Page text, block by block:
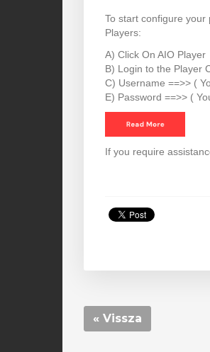
To start configure
Players:
A) Click On AIO Player
B) Login to the Player
C) Username ==>> (
E) Password ==>> (
If you require
« Vissza